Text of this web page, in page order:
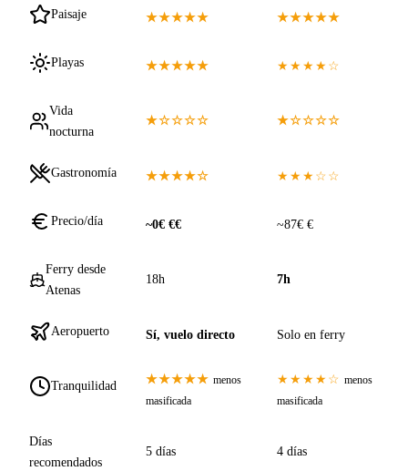
Paisaje ★★★★★ ★★★★★
Playas ★★★★★ ★★★★☆
Vida
nocturna
★☆☆☆☆ ★☆☆☆☆
Gastronomía ★★★★☆ ★★★☆☆
Precio/día ~0€ €€ ~87€ €
Ferry desde
Atenas
18h 7h
Aeropuerto Sí, vuelo directo Solo en ferry
Tranquilidad ★★★★★ menos
masificada
★★★★☆ menos
masificada
Días
recomendados
5 días 4 días